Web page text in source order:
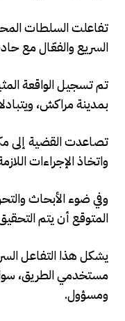
تفاعلت السلطات
السريع والفعّال مع
تم تسجيل الواقعة
بمدينة مراكش،
تصاعدت القضية إلى
واتخاذ الإجراءات
وفي ضوء الأبحاث
المتوقع أن يتم
يشكل هذا التفاعل
مستخدمي الطريق،
ومسؤول.